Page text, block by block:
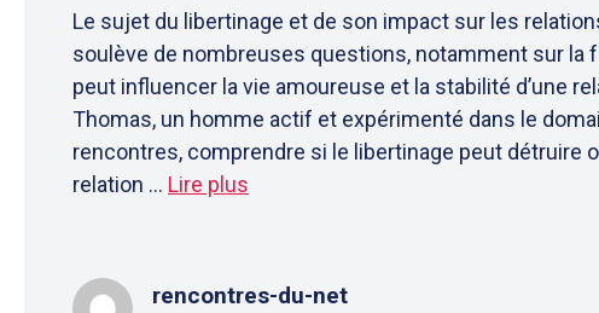
Le sujet du libertinage et de son impact sur les
soulève de nombreuses questions, notamment sur la
peut influencer la vie amoureuse et la stabilité d’une
Thomas, un homme actif et expérimenté dans le
rencontres, comprendre si le libertinage peut détruire
relation ... Lire plus
rencontres-du-net